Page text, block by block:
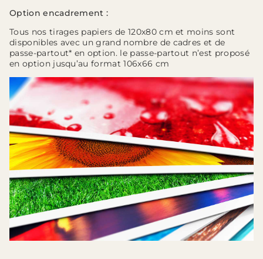
Option encadrement :
Tous nos tirages papiers de 120x80 cm et moins sont
disponibles avec un grand nombre de cadres et de
passe-partout* en option. le passe-partout n’est proposé
en option jusqu’au format 106x66 cm